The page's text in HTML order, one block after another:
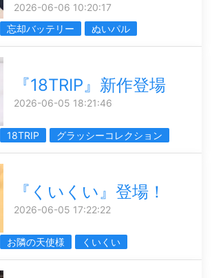
2026-06-06 10:20:17
忘却バッテリー ぬいパル
『18TRIP』新作登場
2026-06-05 18:21:46
18TRIP グラッシーコレクション
『くいくい』登場！
2026-06-05 17:22:22
お隣の天使様 くいくい